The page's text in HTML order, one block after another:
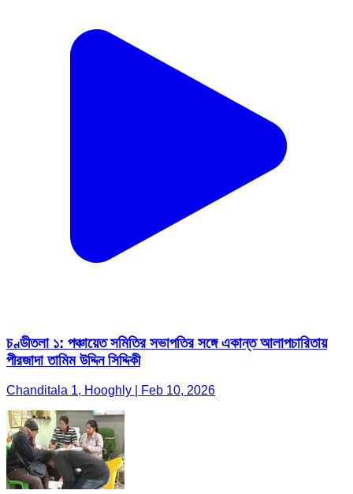
চণ্ডীতলা ১: পঞ্চায়েত সমিতির সভাপতির সঙ্গে একান্ত আলাপচারিতায়
পীরজাদা তামিম উদ্দিন সিদ্দিকী
Chanditala 1, Hooghly | Feb 10, 2026